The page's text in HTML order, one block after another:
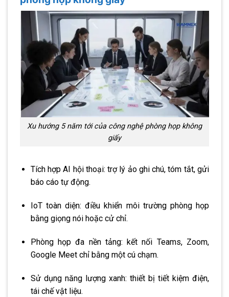
Xu hướng 5 năm tới của công nghệ phòng họp không
giấy
Tích hợp AI hội thoại: trợ lý ảo ghi chú, tóm tắt, gửi
báo cáo tự động.
IoT toàn diện: điều khiển môi trường phòng họp
bằng giọng nói hoặc cử chỉ.
Phòng họp đa nền tảng: kết nối Teams, Zoom,
Google Meet chỉ bằng một cú chạm.
Sử dụng năng lượng xanh: thiết bị tiết kiệm điện,
tái chế vật liệu.